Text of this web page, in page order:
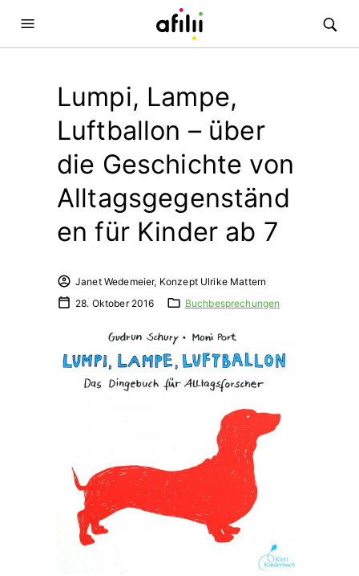
Lumpi, Lampe,
Luftballon – über
die Geschichte von
Alltagsgegenständ
en für Kinder ab 7
Janet Wedemeier, Konzept Ulrike Mattern
28. Oktober 2016
Buchbesprechungen